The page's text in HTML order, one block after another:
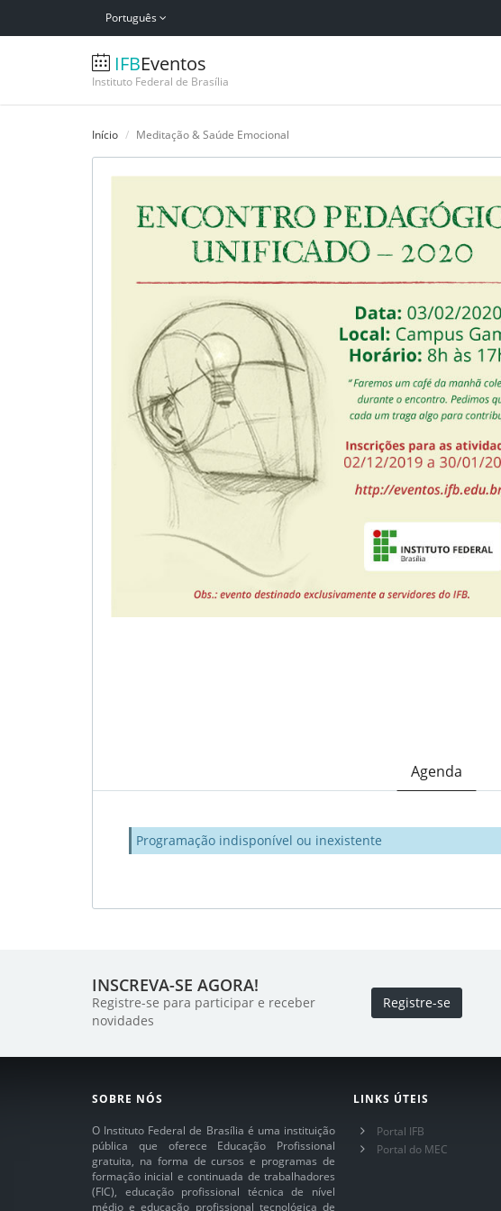
Português
IFBEventos
Instituto Federal de Brasília
Início Meditação & Saúde Emocional
Agenda
Programação indisponível ou inexistente
INSCREVA-SE AGORA!
Registre-se para participar e receber
novidades
Registre-se
SOBRE NÓS
O Instituto Federal de Brasília é uma instituição
pública que oferece Educação Profissional
gratuita, na forma de cursos e programas de
formação inicial e continuada de trabalhadores
(FIC), educação profissional técnica de nível
médio e educação profissional tecnológica de
LINKS ÚTEIS
Portal IFB
Portal do MEC